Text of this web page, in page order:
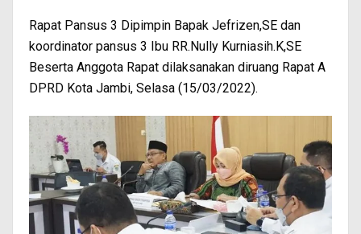
Rapat Pansus 3 Dipimpin Bapak Jefrizen,SE dan
koordinator pansus 3 Ibu RR.Nully Kurniasih.K,SE
Beserta Anggota Rapat dilaksanakan diruang Rapat A
DPRD Kota Jambi, Selasa (15/03/2022).